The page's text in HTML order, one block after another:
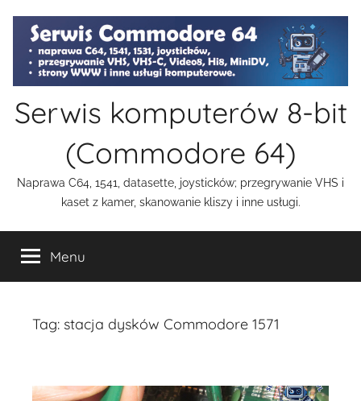
treści
Serwis komputerów 8-bit
(Commodore 64)
Naprawa C64, 1541, datasette, joysticków; przegrywanie VHS i
kaset z kamer, skanowanie kliszy i inne usługi.
Menu
Tag: stacja dysków Commodore 1571